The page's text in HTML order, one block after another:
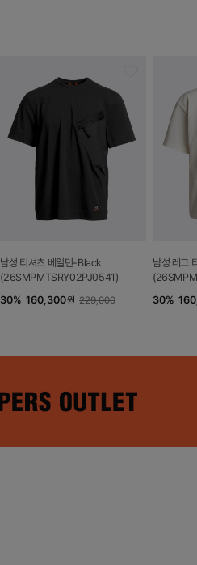
남성 티셔츠 베일던-Black
(26SMPMTSRY02PJ0541)
30% 160,300원 229,000
남성 레그
30%